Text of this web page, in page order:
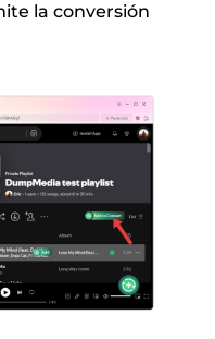
la conversión